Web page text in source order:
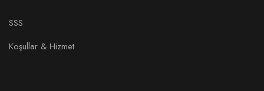
SSS
Koşullar & Hizmet